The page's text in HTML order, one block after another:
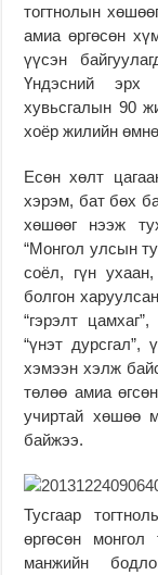
тогтнолын
амиа өргөсөн
үүсэн
Үндэсний эрх
хувьсгалын 90
хоёр жилийн
Есөн хөлт
хэрэм, бат бөх
хөшөөг нээж
“Монгол улсын
соёл, гүн
болгон
“гэрэлт
“үнэт дурсгал”,
хэмээн хэлж
төлөө амиа
учиртай хөшөө
байжээ.
Тусгаар
өргөсөн
манжийн